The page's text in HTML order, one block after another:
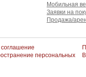
Мобильная
Заявки на
Продажа/
соглашение
персональных